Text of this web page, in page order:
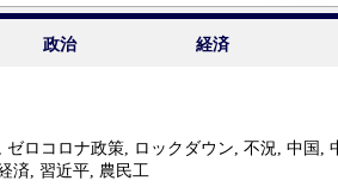
政治 経済
, ゼロコロナ政策, ロックダウン,不況,中国 ,
済, 習近平, 農民工